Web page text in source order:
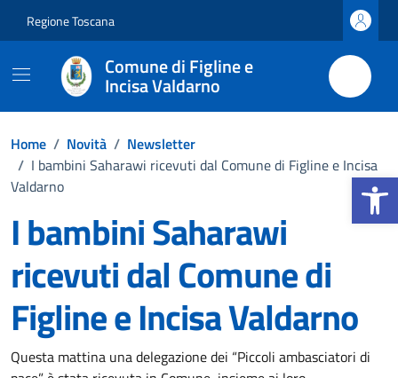
Apri la
Regione Toscana
Comune di Figline e
Incisa Valdarno
Home / Novità / Newsletter
/ I bambini Saharawi ricevuti dal Comune di Figline e Incisa
Valdarno
I bambini Saharawi
ricevuti dal Comune di
Figline e Incisa Valdarno
Dettagli della notizia
Questa mattina una delegazione dei “Piccoli ambasciatori di